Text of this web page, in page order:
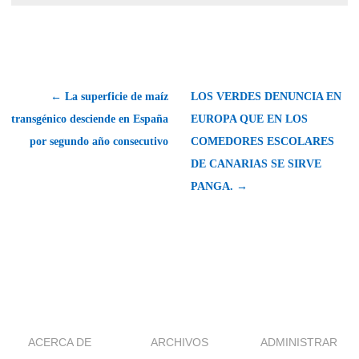
← La superficie de maíz
transgénico desciende en España
por segundo año consecutivo
LOS VERDES DENUNCIA EN
EUROPA QUE EN LOS
COMEDORES ESCOLARES
DE CANARIAS SE SIRVE
PANGA. →
ACERCA DE ARCHIVOS ADMINISTRAR